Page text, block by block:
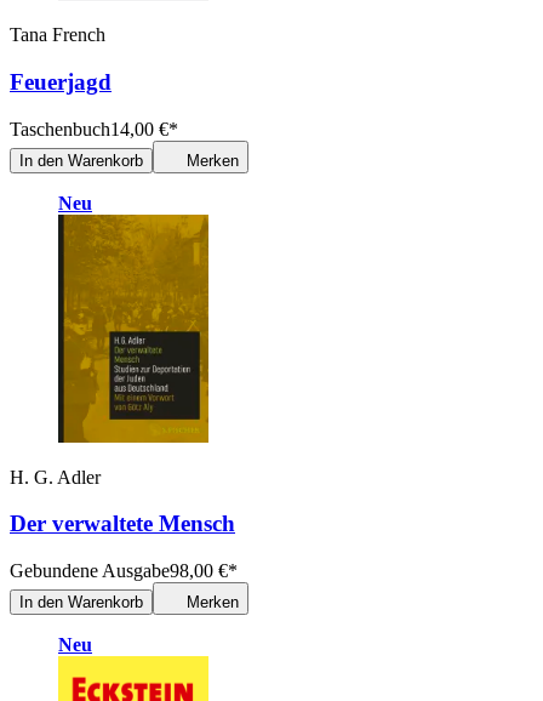
Tana French
Feuerjagd
Taschenbuch14,00 €*
In den Warenkorb Merken
Neu
H. G. Adler
Der verwaltete Mensch
Gebundene Ausgabe98,00 €*
In den Warenkorb Merken
Neu